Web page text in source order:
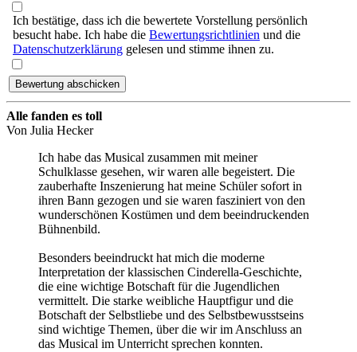
Ich bestätige, dass ich die bewertete Vorstellung persönlich
besucht habe. Ich habe die Bewertungsrichtlinien und die
Datenschutzerklärung gelesen und stimme ihnen zu.
Alle fanden es toll
Von Julia Hecker
Ich habe das Musical zusammen mit meiner
Schulklasse gesehen, wir waren alle begeistert. Die
zauberhafte Inszenierung hat meine Schüler sofort in
ihren Bann gezogen und sie waren fasziniert von den
wunderschönen Kostümen und dem beeindruckenden
Bühnenbild.
Besonders beeindruckt hat mich die moderne
Interpretation der klassischen Cinderella-Geschichte,
die eine wichtige Botschaft für die Jugendlichen
vermittelt. Die starke weibliche Hauptfigur und die
Botschaft der Selbstliebe und des Selbstbewusstseins
sind wichtige Themen, über die wir im Anschluss an
das Musical im Unterricht sprechen konnten.